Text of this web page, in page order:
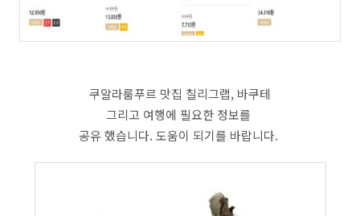
쿠알라룸푸르 맛집 칠리그랩, 바쿠테
그리고 여행에 필요한 정보를
공유 했습니다. 도움이 되기를 바랍니다.